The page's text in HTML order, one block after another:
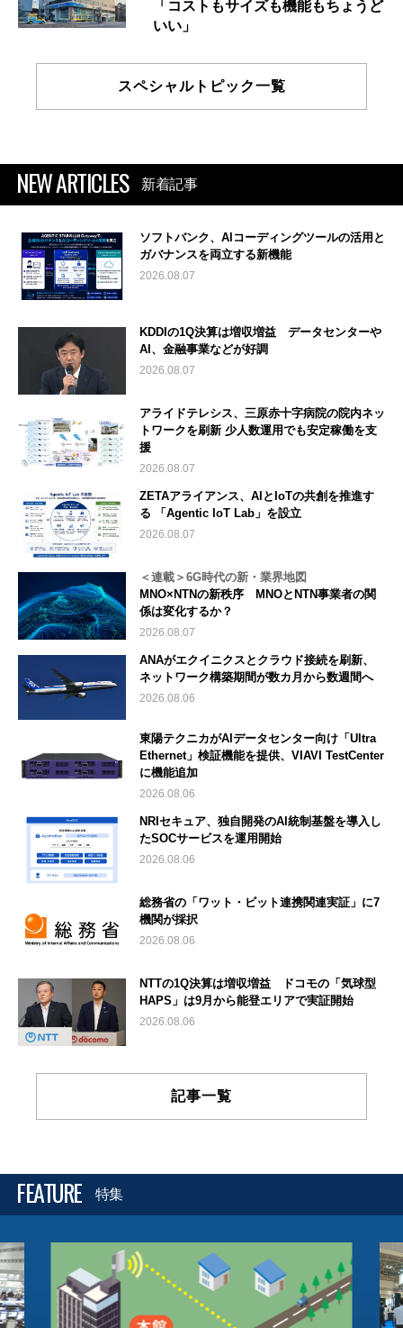
「コストもサイズも機能もちょうど
いい」
スペシャルトピック一覧
NEW ARTICLES 新着記事
ソフトバンク、AIコーディングツールの活用と
ガバナンスを両立する新機能
2026.08.07
KDDIの1Q決算は増収増益 データセンターや
AI、金融事業などが好調
2026.08.07
アライドテレシス、三原赤十字病院の院内ネッ
トワークを刷新 少人数運用でも安定稼働を支
援
2026.08.07
ZETAアライアンス、AIとIoTの共創を推進す
る 「Agentic IoT Lab」を設立
2026.08.07
＜連載＞6G時代の新・業界地図
MNO×NTNの新秩序 MNOとNTN事業者の関
係は変化するか？
2026.08.07
ANAがエクイニクスとクラウド接続を刷新、
ネットワーク構築期間が数カ月から数週間へ
2026.08.06
東陽テクニカがAIデータセンター向け「Ultra
Ethernet」検証機能を提供、VIAVI TestCenter
に機能追加
2026.08.06
NRIセキュア、独自開発のAI統制基盤を導入し
たSOCサービスを運用開始
2026.08.06
総務省の「ワット・ビット連携関連実証」に7
機関が採択
2026.08.06
NTTの1Q決算は増収増益 ドコモの「気球型
HAPS」は9月から能登エリアで実証開始
2026.08.06
記事一覧
FEATURE 特集